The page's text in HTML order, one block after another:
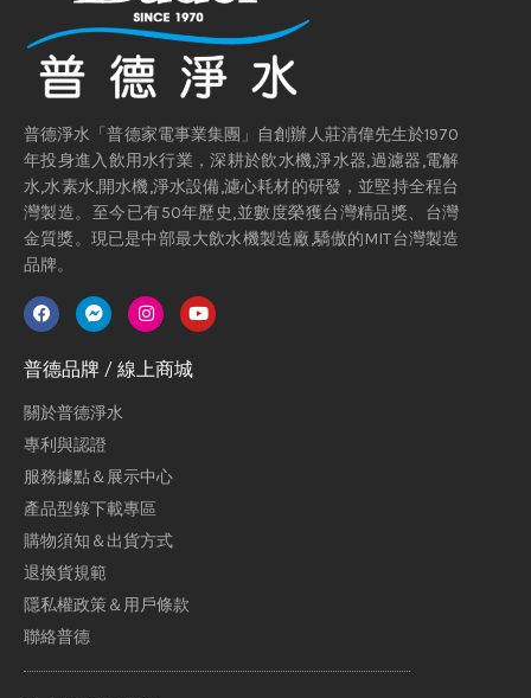
普德淨水「普德家電事業集團」自創辦人莊清偉先生於1970
年投身進入飲用水行業，深耕於飲水機,淨水器,過濾器,電解
水,水素水,開水機,淨水設備,濾心耗材的研發，並堅持全程台
灣製造。至今已有50年歷史,並數度榮獲台灣精品獎、台灣
金質獎。現已是中部最大飲水機製造廠,驕傲的MIT台灣製造
品牌。
普德品牌 / 線上商城
關於普德淨水
專利與認證
服務據點＆展示中心
產品型錄下載專區
購物須知＆出貨方式
退換貨規範
隱私權政策＆用戶條款
聯絡普德